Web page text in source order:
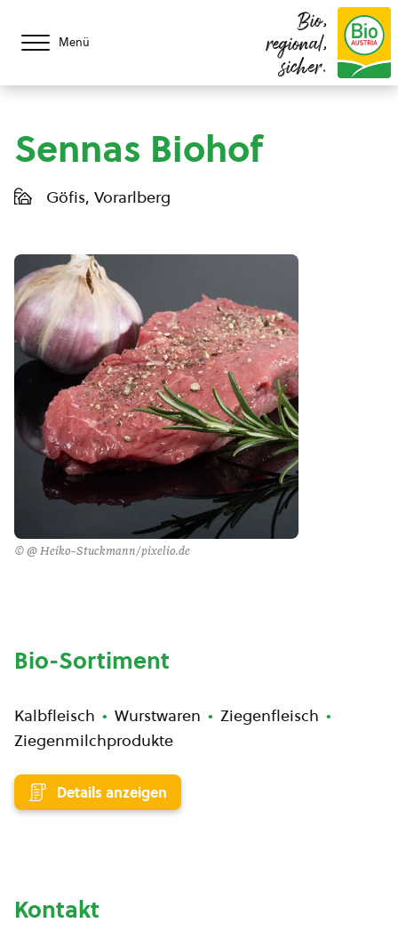
Menü
Bio,
regional,
sicher.
Sennas Biohof
Göfis, Vorarlberg
© @ Heiko-Stuckmann/pixelio.de
Bio-Sortiment
Kalbfleisch Wurstwaren
Ziegenfleisch
Ziegenmilchprodukte
Details anzeigen
Kontakt